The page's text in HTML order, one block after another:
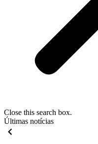
Close this search box.
Últimas notícias